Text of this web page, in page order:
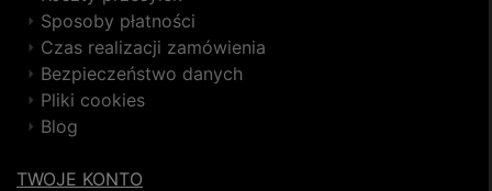
Sposoby płatności
Czas realizacji zamówienia
Bezpieczeństwo danych
Pliki cookies
Blog
TWOJE KONTO